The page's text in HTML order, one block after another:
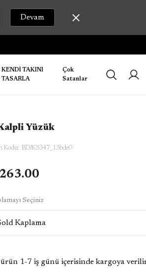
Devam
KENDİ TAKINI
TASARLA
Çok
Satanlar
Yüzük
Kodu: BDJKS347_13bde0
Seçiniz
1-7 iş günü içerisinde kargoya